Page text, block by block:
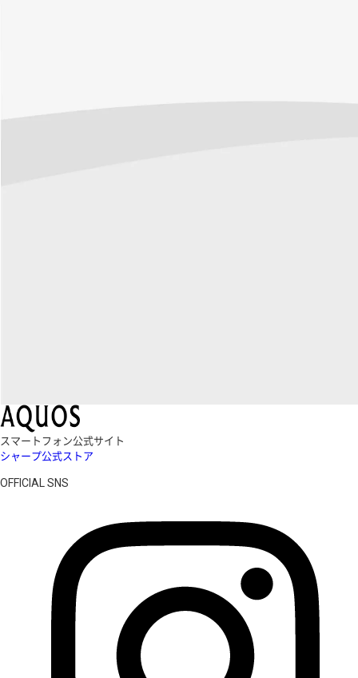
スマートフォン公式サイト
シャープ公式ストア
OFFICIAL SNS